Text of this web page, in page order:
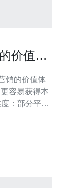
价值与
销的价值体
容易获得本
：部分平台
延时。 4)